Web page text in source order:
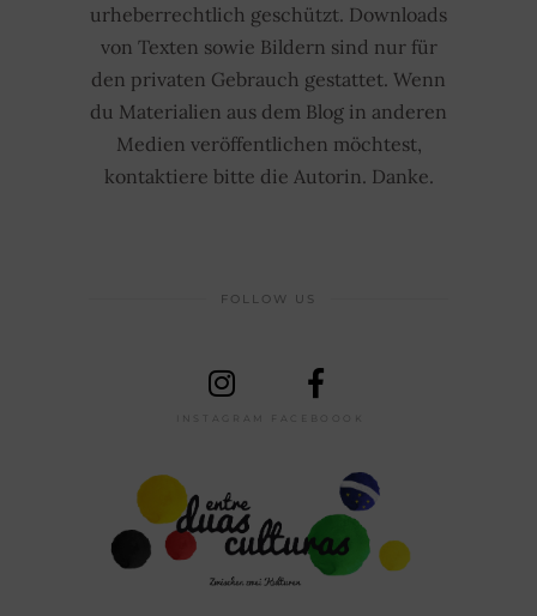
urheberrechtlich geschützt. Downloads
von Texten sowie Bildern sind nur für
den privaten Gebrauch gestattet. Wenn
du Materialien aus dem Blog in anderen
Medien veröffentlichen möchtest,
kontaktiere bitte die Autorin. Danke.
FOLLOW US
INSTAGRAM FACEBOOOK